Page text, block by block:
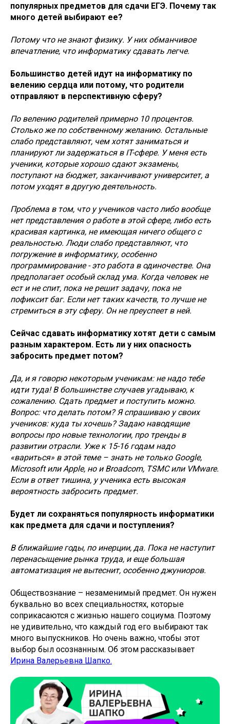
популярных предметов для сдачи ЕГЭ. Почему так
много детей выбирают ее?
Потому что не знают физику. У них обманчивое
впечатление, что информатику сдавать легче.
Большинство детей идут на информатику по
велению сердца или потому, что родители
отправляют в перспективную сферу?
По велению родителей примерно 10 процентов.
Столько же по собственному желанию. Остальные
слабо представляют, чем хотят заниматься и
планируют ли задержаться в IT-сфере. У меня есть
ученики, которые хорошо сдают экзамены,
поступают на бюджет, заканчивают университет, а
потом уходят в другую деятельность.
Проблема в том, что у учеников часто либо вообще
нет представления о работе в этой сфере, либо есть
красивая картинка, не имеющая ничего общего с
реальностью. Люди слабо представляют, что
погружение в информатику, особенно
программирование - это работа в одиночестве. Она
предполагает особый склад ума. Когда человек не
ест и не спит, пока не решит задачу, пока не
пофиксит баг. Если нет таких качеств, то лучше не
стремиться в эту сферу. Он не преуспеет в ней.
Сейчас сдавать информатику хотят дети с самым
разным характером. Есть ли у них опасность
забросить предмет потом?
Да, и я говорю некоторым ученикам: не надо тебе
идти туда! В большинстве случаев угадываю, к
сожалению. Сдать предмет и поступить можно.
Вопрос: что делать потом? Я спрашиваю у своих
учеников: куда ты хочешь? Задаю наводящие
вопросы про новые технологии, про тренды в
развитии отрасли. Уже к 15-16 годам надо
«вариться» в этой теме – знать не только Google,
Microsoft или Apple, но и Broadcom, TSMC или VMware.
Если в ответ тишина, у ученика есть высокая
вероятность забросить предмет.
Будет ли сохраняться популярность информатики
как предмета для сдачи и поступления?
В ближайшие годы, по инерции, да. Пока не наступит
перенасыщение рынка труда, и еще большая
автоматизация не вытеснит, особенно джуниоров.
Обществознание – незаменимый предмет. Он нужен
буквально во всех специальностях, которые
соприкасаются с жизнью нашего социума. Поэтому
не удивительно, что каждый год его выбирают так
много выпускников. Но очень важно, чтобы этот
выбор был осознанным. Об этом рассказывает
Ирина Валерьевна Шапко.